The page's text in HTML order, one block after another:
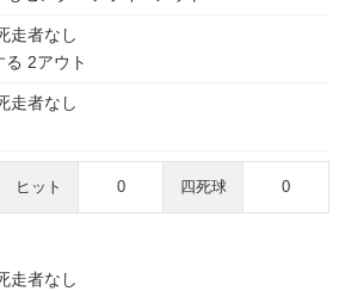
走者なし
2アウト
走者なし
ヒット 0 四死球 0
走者なし